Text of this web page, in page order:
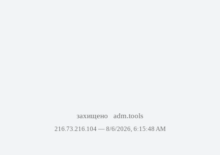
захищено adm.tools
216.73.216.104 — 8/6/2026, 6:15:48 AM